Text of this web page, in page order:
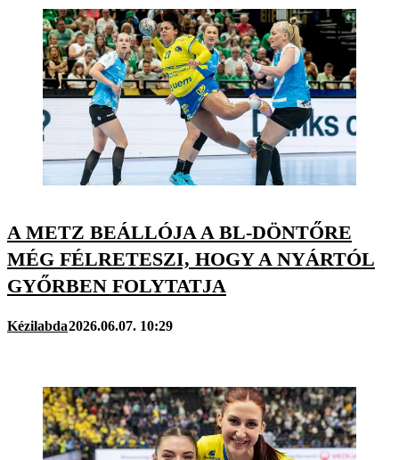
A METZ BEÁLLÓJA A BL-DÖNTŐRE
MÉG FÉLRETESZI, HOGY A NYÁRTÓL
GYŐRBEN FOLYTATJA
Kézilabda2026.06.07. 10:29